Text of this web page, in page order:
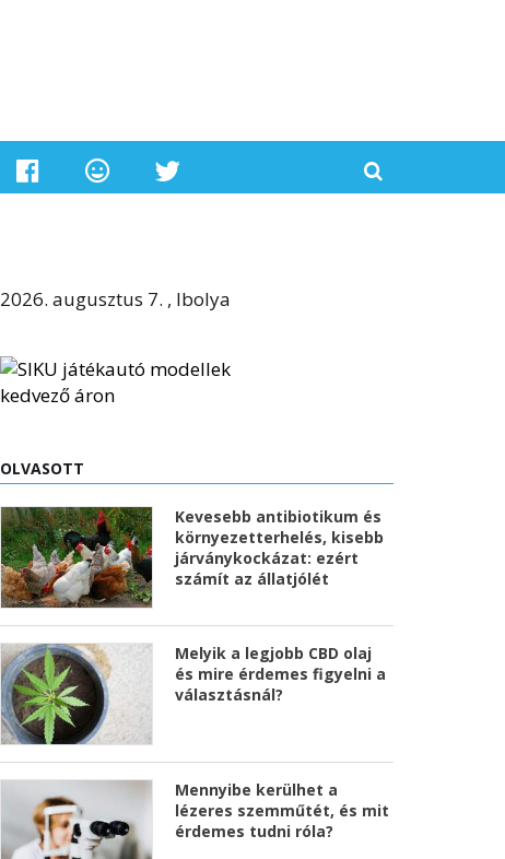
2026. augusztus 7. , Ibolya
OLVASOTT
Kevesebb antibiotikum és
környezetterhelés, kisebb
járványkockázat: ezért
számít az állatjólét
Melyik a legjobb CBD olaj
és mire érdemes figyelni a
választásnál?
Mennyibe kerülhet a
lézeres szemműtét, és mit
érdemes tudni róla?